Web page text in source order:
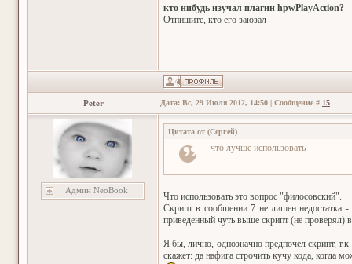
кто нибудь изучал плагин hpwPlayAction?
Отпишите, кто его заюзал
Peter Дата: Вс, 29 Июля 2012, 14:50 | Сообщение # 15
Админ NeoBook
Цитата от (Сергей)
что лучше использовать
Что использовать это вопрос "филосовский".
Скрипт в сообщении 7 не лишен недостатка -
приведенный чуть выше скрипт (не проверял)
Я бы, лично, однозначно предпочел скрипт,
скажет: да нафига строчить кучу кода, когда